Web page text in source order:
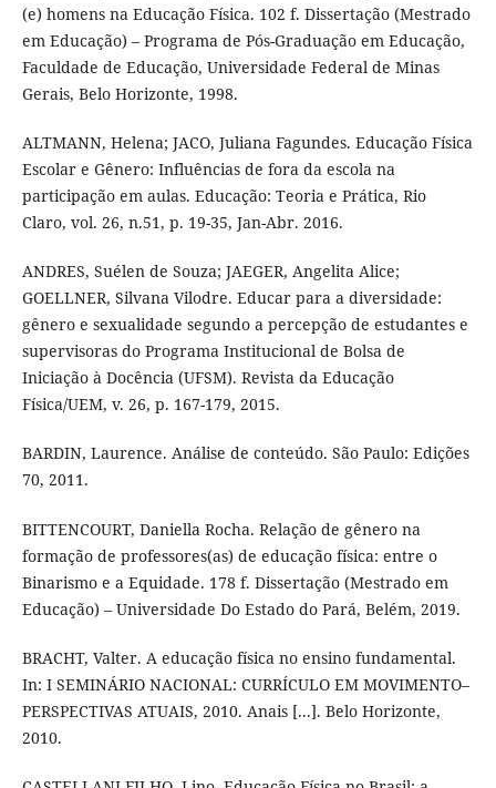
(e) homens na Educação Física. 102 f. Dissertação (Mestrado
em Educação) – Programa de Pós-Graduação em Educação,
Faculdade de Educação, Universidade Federal de Minas
Gerais, Belo Horizonte, 1998.
ALTMANN, Helena; JACO, Juliana Fagundes. Educação Física
Escolar e Gênero: Influências de fora da escola na
participação em aulas. Educação: Teoria e Prática, Rio
Claro, vol. 26, n.51, p. 19-35, Jan-Abr. 2016.
ANDRES, Suélen de Souza; JAEGER, Angelita Alice;
GOELLNER, Silvana Vilodre. Educar para a diversidade:
gênero e sexualidade segundo a percepção de estudantes e
supervisoras do Programa Institucional de Bolsa de
Iniciação à Docência (UFSM). Revista da Educação
Física/UEM, v. 26, p. 167-179, 2015.
BARDIN, Laurence. Análise de conteúdo. São Paulo: Edições
70, 2011.
BITTENCOURT, Daniella Rocha. Relação de gênero na
formação de professores(as) de educação física: entre o
Binarismo e a Equidade. 178 f. Dissertação (Mestrado em
Educação) – Universidade Do Estado do Pará, Belém, 2019.
BRACHT, Valter. A educação física no ensino fundamental.
In: I SEMINÁRIO NACIONAL: CURRÍCULO EM MOVIMENTO–
PERSPECTIVAS ATUAIS, 2010. Anais [...]. Belo Horizonte,
2010.